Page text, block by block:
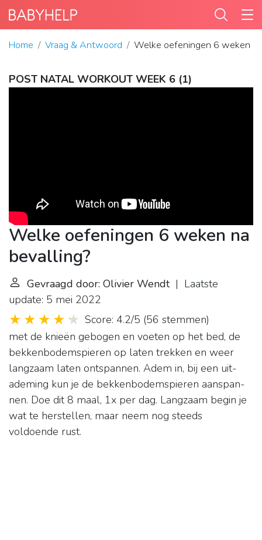
Home Vraag & Antwoord Welke oefeningen 6 weken
POST NATAL WORKOUT WEEK 6 (1)
Welke oefeningen 6 weken na
bevalling?
Gevraagd door: Olivier Wendt| Laatste
update: 5 mei 2022
Score: 4.2/5 (56 stemmen)
met de knieën gebogen en voeten op het bed, de
bekkenbodemspieren op laten trekken en weer
langzaam laten ontspannen. Adem in, bij een uit-
ademing kun je de bekkenbodemspieren aanspan-
nen. Doe dit 8 maal, 1x per dag. Langzaam begin je
wat te herstellen, maar neem nog steeds
voldoende rust.